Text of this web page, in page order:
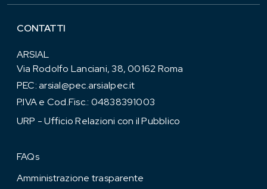
CONTATTI
ARSIAL
Via Rodolfo Lanciani, 38, 00162 Roma
PEC:arsial@pec.arsialpec.it
P.IVA e Cod.Fisc.: 04838391003
URP - Ufficio Relazioni con il Pubblico
FAQs
Amministrazione trasparente